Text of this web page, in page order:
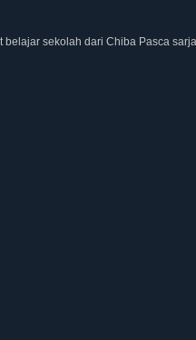
belajar sekolah dari Chiba Pasca